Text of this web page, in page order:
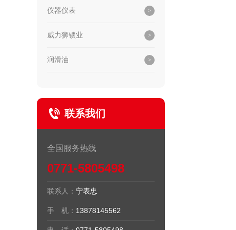
仪器仪表
威力狮锁业
润滑油
联系我们
全国服务热线
0771-5805498
联系人： 宁表忠
手 机： 13878145562